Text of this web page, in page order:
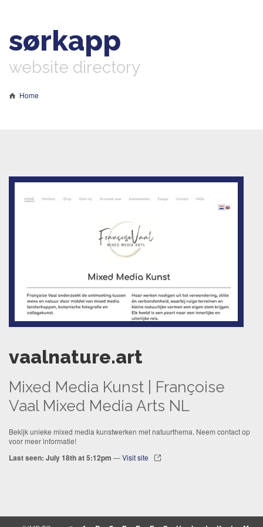
sørkapp
website directory
Home
vaalnature.art
Mixed Media Kunst | Françoise
Vaal Mixed Media Arts NL
Bekijk unieke mixed media kunstwerken met natuurthema. Neem contact op
voor meer informatie!
Last seen: July 18th at 5:12pm —Visit site